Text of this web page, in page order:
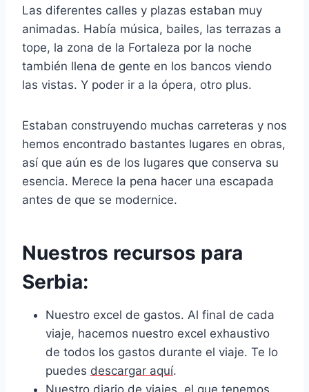
Las diferentes calles y plazas estaban muy
animadas. Había música, bailes, las terrazas a
tope, la zona de la Fortaleza por la noche
también llena de gente en los bancos viendo
las vistas. Y poder ir a la ópera, otro plus.
Estaban construyendo muchas carreteras y nos
hemos encontrado bastantes lugares en obras,
así que aún es de los lugares que conserva su
esencia. Merece la pena hacer una escapada
antes de que se modernice.
Nuestros recursos para
Serbia:
Nuestro excel de gastos. Al final de cada
viaje, hacemos nuestro excel exhaustivo
de todos los gastos durante el viaje. Te lo
puedes descargar aquí.